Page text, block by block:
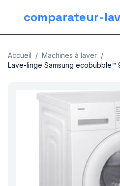
comparateur-
Plomberie
Accueil / Machines à laver /
Lave-linge Samsung ecobubble™